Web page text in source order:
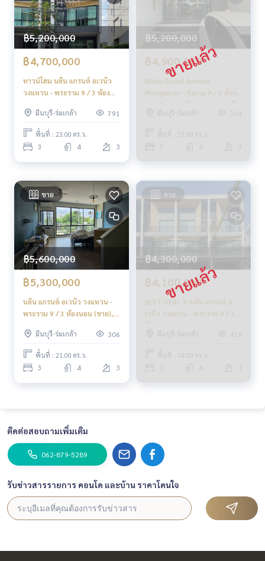
฿5,200,000
฿4,700,000
ทาวน์โฮม นลิน แกรนด์ อเวนิว
วงแหวน - พระราม 9 / 3 ห้อง
Avenue Wongwaen - Rama 9
/ Townhome 3 Bedrooms
(FOR SALE) AA435
มีนบุรี-ร่มเกล้า 791
พื้นที่ : 23.00 ตร.ว.
3 4 3
฿5,200,000
฿4,900,000
Nalin Grand Avenue
Wongwean - Rama 9 / 3 ห้อง
นอน (ขาย), นลิน แกรนด์ อเวนิว
วงแหวน - พระราม 9 / 3
Bedrooms (FOR SALE) AA606
มีนบุรี-ร่มเกล้า 304
พื้นที่ : 27.00 ตร.ว.
4
ขาย
฿5,600,000
฿5,300,000
นลิน แกรนด์ อเวนิว วงแหวน -
พระราม 9 / 3 ห้องนอน (ขาย),
Wongwean - Rama 9 / 3
Bedrooms (FOR SALE) AA604
มีนบุรี-ร่มเกล้า 306
พื้นที่ : 21.00 ตร.ว.
3 4 3
ขาย
฿4,300,000
฿4,100,000
BEST DEAL ✨ นลิน แกรนด์ อ
เวนิว วงแหวน - พระราม 9 / 3
ห้องนอน (ขาย), Nalin Grand
Avenue Wongwean - Rama 9
/ 3 Bedrooms (FOR SALE)
AA598
มีนบุรี-ร่มเกล้า 479
พื้นที่ : 24.00 ตร.ว.
4
ติดต่อสอบถามเพิ่มเติม
062-879-5289
รับข่าวสารรายการ คอนโด และบ้าน ราคาโดนใจ